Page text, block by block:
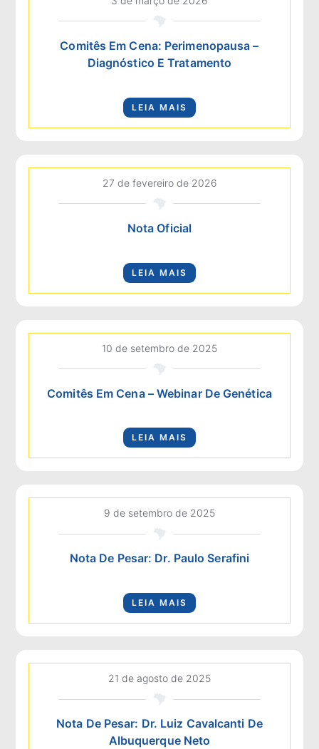
Comitês Em Cena: Perimenopausa –
Diagnóstico E Tratamento
LEIA MAIS
27 de fevereiro de 2026
Nota Oficial
LEIA MAIS
10 de setembro de 2025
Comitês Em Cena – Webinar De Genética
LEIA MAIS
9 de setembro de 2025
Nota De Pesar: Dr. Paulo Serafini
LEIA MAIS
21 de agosto de 2025
Nota De Pesar: Dr. Luiz Cavalcanti De
Albuquerque Neto